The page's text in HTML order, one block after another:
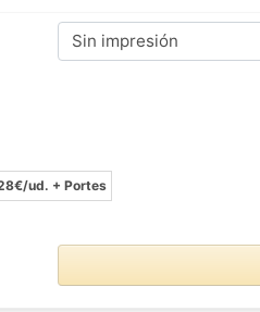
Sin impresión
ud. + Portes